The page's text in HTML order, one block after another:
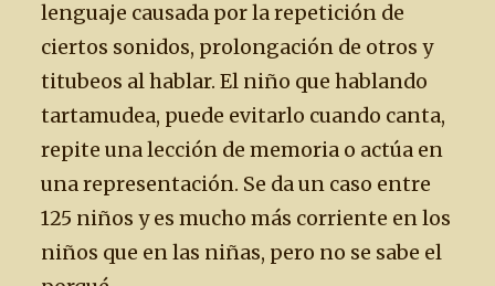
lenguaje causada por la repetición de
ciertos sonidos, prolongación de otros y
titubeos al hablar. El niño que hablando
tartamudea, puede evitarlo cuando canta,
repite una lección de memoria o actúa en
una representación. Se da un caso entre
125 niños y es mucho más corriente en los
niños que en las niñas, pero no se sabe el